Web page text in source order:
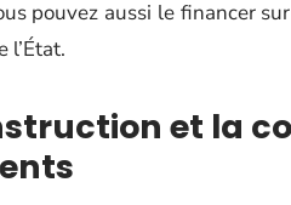
pouvez aussi le financer
l’État.
et la